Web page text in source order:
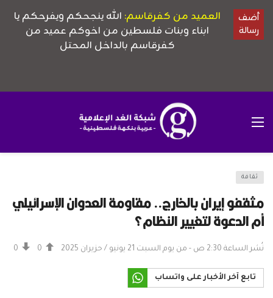
ثقافة
مثقفو إيران بالخارج.. مقاومة العدوان الإسرائيلي
أم الدعوة لتغيير النظام؟
نُشر الساعة 2:30 ص - من يوم السبت 21 يونيو / حزيران 2025 0
0
تابع آخر الأخبار على واتساب